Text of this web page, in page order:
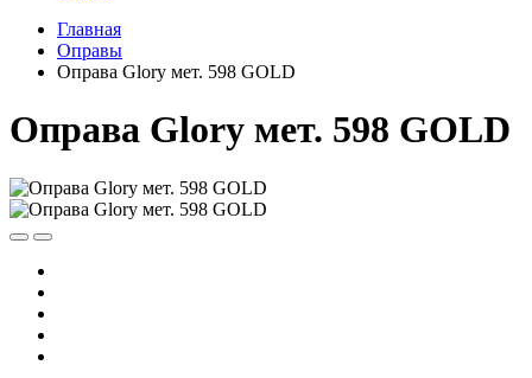
Главная
Оправы
Оправа Glory мет. 598 GOLD
Оправа Glory мет. 598 GOLD